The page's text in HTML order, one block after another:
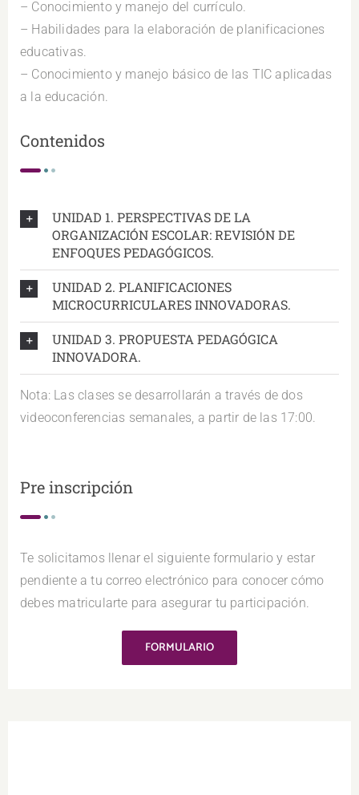
– Conocimiento y manejo del currículo.
– Habilidades para la elaboración de planificaciones
educativas.
– Conocimiento y manejo básico de las TIC aplicadas
a la educación.
Contenidos
UNIDAD 1. PERSPECTIVAS DE LA
ORGANIZACIÓN ESCOLAR: REVISIÓN DE
ENFOQUES PEDAGÓGICOS.
UNIDAD 2. PLANIFICACIONES
MICROCURRICULARES INNOVADORAS.
UNIDAD 3. PROPUESTA PEDAGÓGICA
INNOVADORA.
Nota: Las clases se desarrollarán a través de dos
videoconferencias semanales, a partir de las 17:00.
Pre inscripción
Te solicitamos llenar el siguiente formulario y estar
pendiente a tu correo electrónico para conocer cómo
debes matricularte para asegurar tu participación.
FORMULARIO